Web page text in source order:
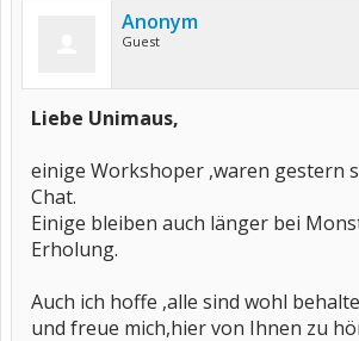
Anonym
Guest
Liebe Unimaus,
einige Workshoper ,waren gestern
Chat.
Einige bleiben auch länger bei
Erholung.
Auch ich hoffe ,alle sind wohl
und freue mich,hier von Ihnen zu